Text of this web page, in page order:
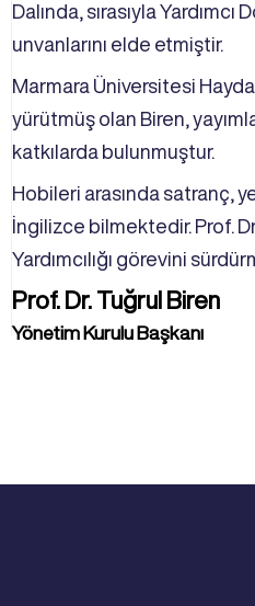
Dalında, sırasıyla
unvanlarını elde etmiştir.
Marmara Üniversitesi
yürütmüş olan Biren,
katkılarda bulunmuştur.
Hobileri arasında satranç,
İngilizce bilmektedir. Prof.
Yardımcılığı görevini
Prof. Dr. Tuğrul Biren
Yönetim Kurulu Başkanı